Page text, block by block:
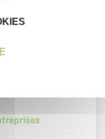
Projet